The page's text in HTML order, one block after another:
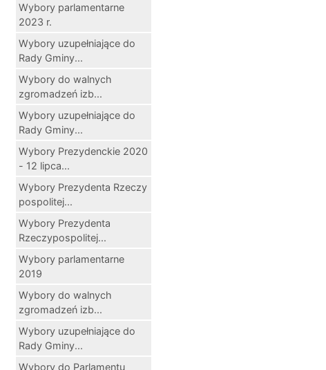
Wybory parlamentarne
2023 r.
Wybory uzupełniające do
Rady Gminy...
Wybory do walnych
zgromadzeń izb...
Wybory uzupełniające do
Rady Gminy...
Wybory Prezydenckie 2020
- 12 lipca...
Wybory Prezydenta Rzeczy
pospolitej...
Wybory Prezydenta
Rzeczypospolitej...
Wybory parlamentarne
2019
Wybory do walnych
zgromadzeń izb...
Wybory uzupełniające do
Rady Gminy...
Wybory do Parlamentu